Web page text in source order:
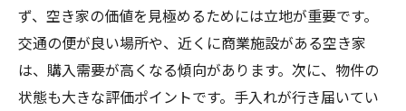
ず、空き家の価値を見極めるためには立地が重要です。
交通の便が良い場所や、近くに商業施設がある空き家
は、購入需要が高くなる傾向があります。次に、物件の
状態も大きな評価ポイントです。手入れが行き届いてい